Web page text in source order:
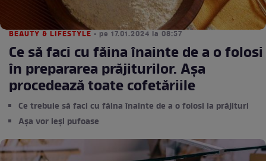
BEAUTY & LIFESTYLE • pe 17.01.2024 la 08:57
Ce să faci cu făina înainte de a o folosi
în prepararea prăjiturilor. Așa
procedează toate cofetăriile
Ce trebuie să faci cu făina înainte de a o folosi la prăjituri
Aşa vor ieşi pufoase